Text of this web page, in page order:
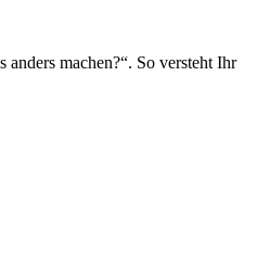
machen?“. So versteht Ihr